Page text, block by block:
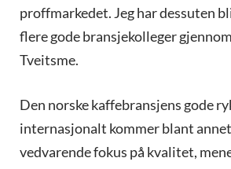
proffmarkedet. Jeg har dessuten
flere gode bransjekolleger
Tveitsme.
Den norske kaffebransjens gode
internasjonalt kommer blant annet
vedvarende fokus på kvalitet,